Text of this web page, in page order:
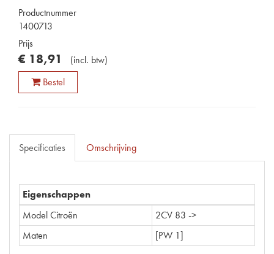
Productnummer
1400713
Prijs
€ 18,91 (incl. btw)
Bestel
Specificaties Omschrijving
Eigenschappen
Model Citroën
2CV 83 ->
Maten
[PW 1]